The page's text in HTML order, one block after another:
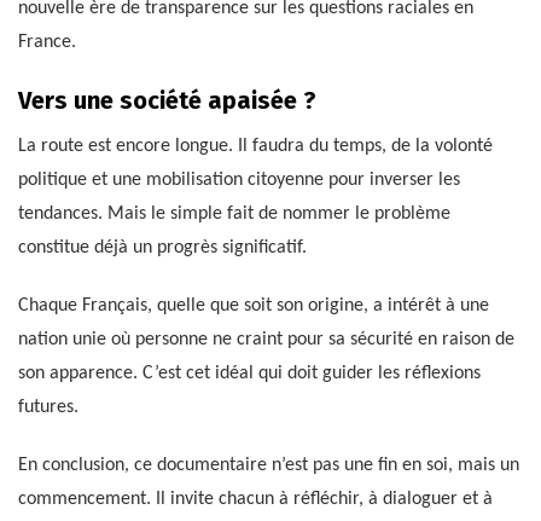
nouvelle ère de transparence sur les questions raciales en
France.
Vers une société apaisée ?
La route est encore longue. Il faudra du temps, de la volonté
politique et une mobilisation citoyenne pour inverser les
tendances. Mais le simple fait de nommer le problème
constitue déjà un progrès significatif.
Chaque Français, quelle que soit son origine, a intérêt à une
nation unie où personne ne craint pour sa sécurité en raison de
son apparence. C’est cet idéal qui doit guider les réflexions
futures.
En conclusion, ce documentaire n’est pas une fin en soi, mais un
commencement. Il invite chacun à réfléchir, à dialoguer et à